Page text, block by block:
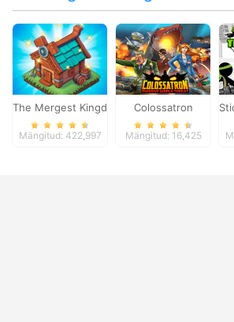
The Mergest Kingdom
Mängitud: 422,997
Colossatron
Mängitud: 16,425